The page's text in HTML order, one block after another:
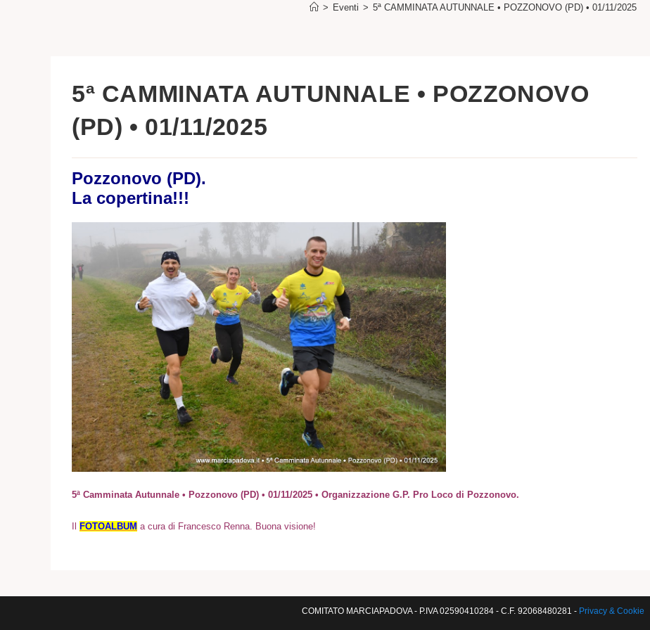
> Eventi > 5ª CAMMINATA AUTUNNALE • POZZONOVO (PD) • 01/11/2025
5ª CAMMINATA AUTUNNALE • POZZONOVO
(PD) • 01/11/2025
Pozzonovo (PD).
La copertina!!!
5ª Camminata Autunnale • Pozzonovo (PD) • 01/11/2025 • Organizzazione G.P. Pro Loco di Pozzonovo.
Il FOTOALBUM a cura di Francesco Renna. Buona visione!
COMITATO MARCIAPADOVA - P.IVA 02590410284 - C.F. 92068480281 - Privacy & Cookie